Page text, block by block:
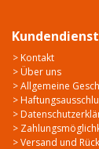
Kundendienst
> Kontakt
> Über uns
> Allgemeine
>
>
>
> Versand und